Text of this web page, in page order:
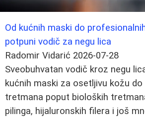
Od kućnih maski do
potpuni vodič za negu lica
Radomir Vidarić 2026-07-28
Sveobuhvatan vodič kroz negu
kućnih maski za osetljivu kožu
tretmana poput bioloških
pilinga, hijaluronskih filera i još